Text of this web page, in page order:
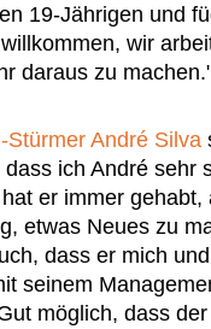
19-Jährigen und
wir
daraus zu
Stürmer André Silva
ich André sehr
er immer
etwas Neues zu
dass er mich
seinem
möglich, dass